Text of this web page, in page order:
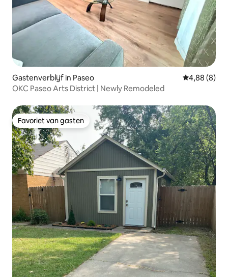
Gastenverblijf in Paseo Gemiddelde
4,88 (8)
OKC Paseo Arts District | Newly Remodeled
Favoriet van gasten
Favoriet van gasten